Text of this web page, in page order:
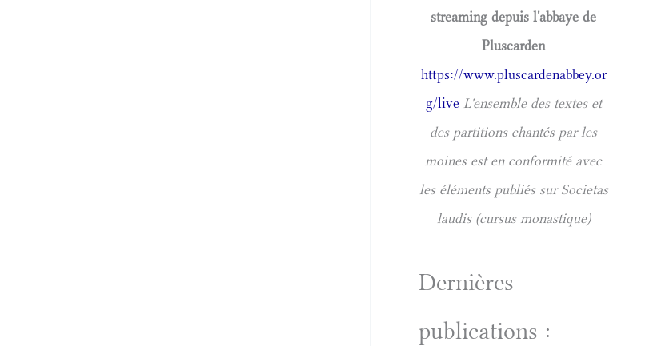
streaming depuis l'abbaye de
Pluscarden
https://www.pluscardenabbey.or
g/live L'ensemble des textes et
des partitions chantés par les
moines est en conformité avec
les éléments publiés sur Societas
laudis (cursus monastique)
Dernières
publications :